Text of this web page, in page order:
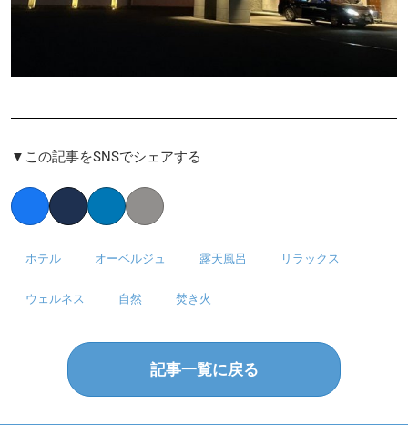
▼この記事をSNSでシェアする
FacebookTwitterLinkedInCopy link
ホテル オーベルジュ 露天風呂 リラックス
ウェルネス 自然 焚き火
記事一覧に戻る